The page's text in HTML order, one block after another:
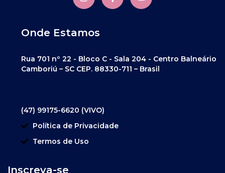
Onde Estamos
Rua 701 nº 22 - Bloco C - Sala 204 - Centro Balneário
Camboriú – SC CEP. 88330-711 – Brasil
(47) 99175-6620 (VIVO)
Política de Privacidade
Termos de Uso
Inscreva-se